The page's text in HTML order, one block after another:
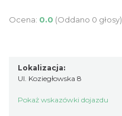
Ocena: 0.0 (Oddano 0 głosy)
Lokalizacja:
Ul. Koziegłowska 8
Pokaż wskazówki dojazdu